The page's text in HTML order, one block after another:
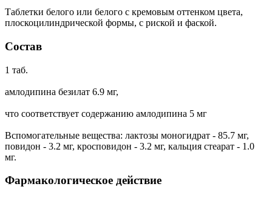
Таблетки белого или белого с кремовым оттенком цвета,
плоскоцилиндрической формы, с риской и фаской.
Состав
1 таб.
амлодипина безилат 6.9 мг,
что соответствует содержанию амлодипина 5 мг
Вспомогательные вещества: лактозы моногидрат - 85.7 мг,
повидон - 3.2 мг, кросповидон - 3.2 мг, кальция стеарат - 1.0
мг.
Фармакологическое действие